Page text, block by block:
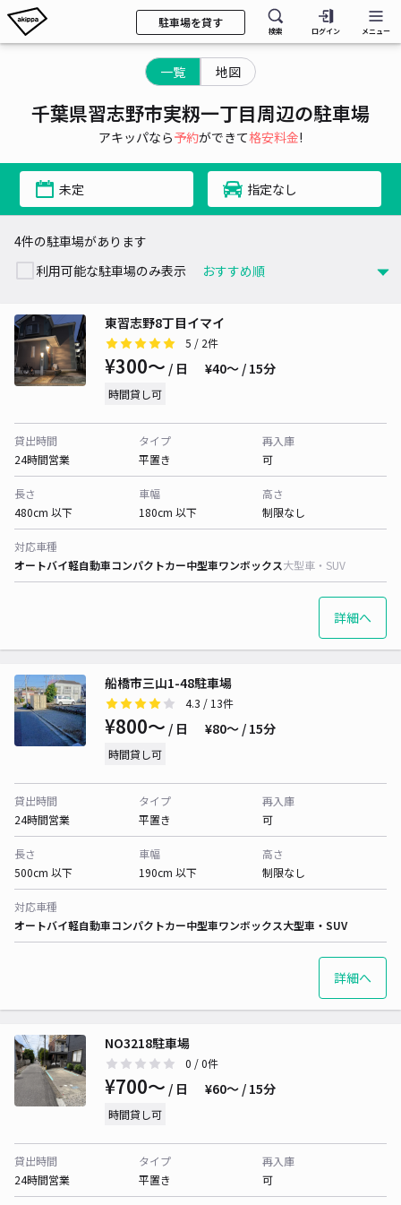
駐車場を貸す
検索 ログイン メニュー
一覧 地図
千葉県習志野市実籾一丁目周辺の駐車場
アキッパなら予約ができて格安料金!
未定 指定なし
4件の駐車場があります
利用可能な駐車場のみ表示
東習志野8丁目イマイ
5 / 2件
¥300〜 / 日 ¥40〜 / 15分
時間貸し可
貸出時間
24時間営業
タイプ
平置き
再入庫
可
長さ
480cm 以下
車幅
180cm 以下
高さ
制限なし
対応車種
オートバイ軽自動車コンパクトカー中型車ワンボックス大型車・SUV
詳細へ
船橋市三山1-48駐車場
4.3 / 13件
¥800〜 / 日 ¥80〜 / 15分
時間貸し可
貸出時間
24時間営業
タイプ
平置き
再入庫
可
長さ
500cm 以下
車幅
190cm 以下
高さ
制限なし
対応車種
オートバイ軽自動車コンパクトカー中型車ワンボックス大型車・SUV
詳細へ
NO3218駐車場
0 / 0件
¥700〜 / 日 ¥60〜 / 15分
時間貸し可
貸出時間
24時間営業
タイプ
平置き
再入庫
可